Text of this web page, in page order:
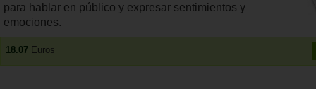
para hablar en público y expresar sentimientos y
emociones.
18.07 Euros